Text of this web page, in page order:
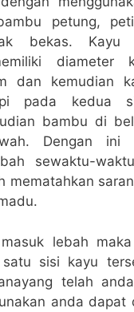
petung,
bekas. Kayu
diameter
dan kemudian
pada kedua
bambu di
Dengan ini
sewaktu-
mematahkan
lebah
sisi kayu
telah
anda dapat